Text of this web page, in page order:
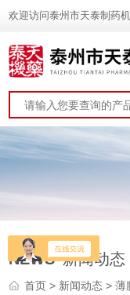
欢迎访问泰州市天泰制药
NEWS 新闻动态
首页 > 新闻动态 > 薄